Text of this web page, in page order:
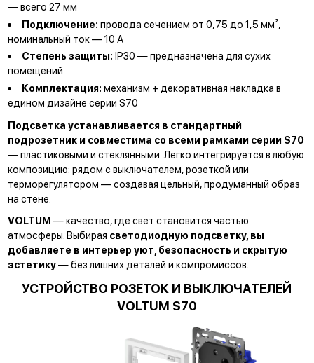
— всего 27 мм
Подключение: провода сечением от 0,75 до 1,5 мм²,
номинальный ток — 10 А
Степень защиты: IP30 — предназначена для сухих
помещений
Комплектация: механизм + декоративная накладка в
едином дизайне серии S70
Подсветка устанавливается в стандартный
подрозетник и совместима со всеми рамками серии S70
— пластиковыми и стеклянными. Легко интегрируется в любую
композицию: рядом с выключателем, розеткой или
терморегулятором — создавая цельный, продуманный образ
на стене.
VOLTUM — качество, где свет становится частью
атмосферы. Выбирая светодиодную подсветку, вы
добавляете в интерьер уют, безопасность и скрытую
эстетику— без лишних деталей и компромиссов.
УСТРОЙСТВО РОЗЕТОК И ВЫКЛЮЧАТЕЛЕЙ
VOLTUM S70